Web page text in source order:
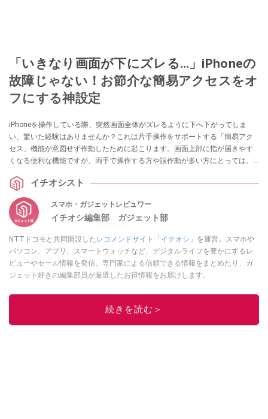
「いきなり画面が下にズレる…」iPhoneの
故障じゃない！お節介な簡易アクセスをオ
フにする神設定
iPhoneを操作している際、突然画面全体がズレるように下へ下がってしま
い、驚いた経験はありませんか？これは片手操作をサポートする「簡易アク
セス」機能が意図せず作動したために起こります。画面上部に指が届きやす
くなる便利な機能ですが、両手で操作する方や誤作動が多い方にとっては、
無効化手順を解説します。
イチオシスト
スマホ・ガジェットレビュワー
イチオシ編集部 ガジェット部
NTTドコモと共同開設したレコメンドサイト「イチオシ」 を運営。スマホや
パソコン、アプリ、スマートウォッチなど、デジタルライフを豊かにするレ
ビューやセール情報を発信。専門家による信頼できる情報をまとめたり、ガ
ジェット好きの編集部員が厳選したお得情報をお届けします。
このイチオシストの他の記事を読む
続きを読む＞